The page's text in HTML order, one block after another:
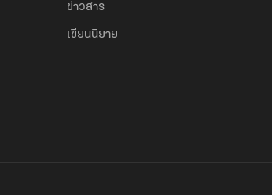
ข่าวสาร
เขียนนิยาย